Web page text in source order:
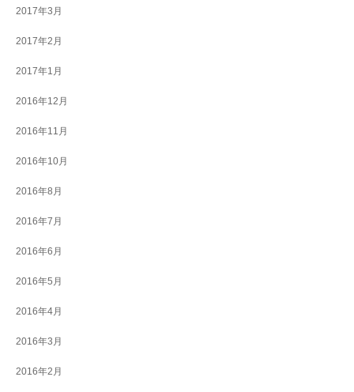
2017年3月
2017年2月
2017年1月
2016年12月
2016年11月
2016年10月
2016年8月
2016年7月
2016年6月
2016年5月
2016年4月
2016年3月
2016年2月